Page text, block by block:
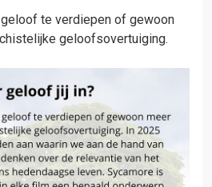
te verdiepen of gewoon
geloofsovertuiging.